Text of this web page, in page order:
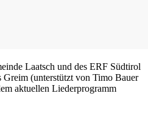
Laatsch und des ERF Südtirol
Greim (unterstützt von Timo Bauer
aktuellen Liederprogramm